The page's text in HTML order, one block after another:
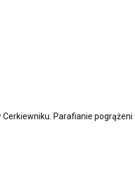
Parafianie pogrążeni